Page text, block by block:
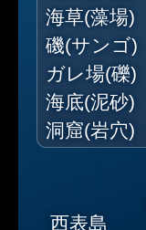
西表島
海草(藻場)
磯(サンゴ)
ガレ場(礫)
海底(泥砂)
洞窟(岩穴)